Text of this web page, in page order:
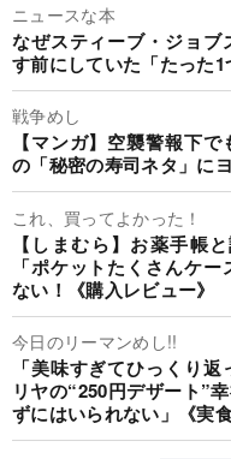
ニュースな本
なぜスティーブ・ジョ
す前にしていた「たった1
戦争めし
【マンガ】空襲警報下
の「秘密の寿司ネタ」に
これ、買ってよかった！
【しまむら】お薬手帳
「ポケットたくさんケ
ない！《購入レビュー》
今日のリーマンめし!!
「美味すぎてひっくり
リヤの“250円デザート”
ずにはいられない」《実